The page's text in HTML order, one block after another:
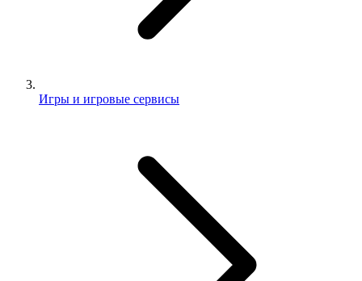
Игры и игровые сервисы